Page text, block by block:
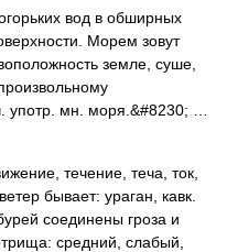
вод в обширных
Морем зовут
земле, суше,
употр. мн. моря.&#8230; …
течение, теча, ток,
бывает: ураган, кавк.
соединены гроза и
средний, слабый,